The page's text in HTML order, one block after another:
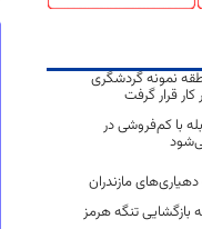
نمونه گردشگری
قرار گرفت
با کم‌فروشی در
بازگشایی تنگه هرمز